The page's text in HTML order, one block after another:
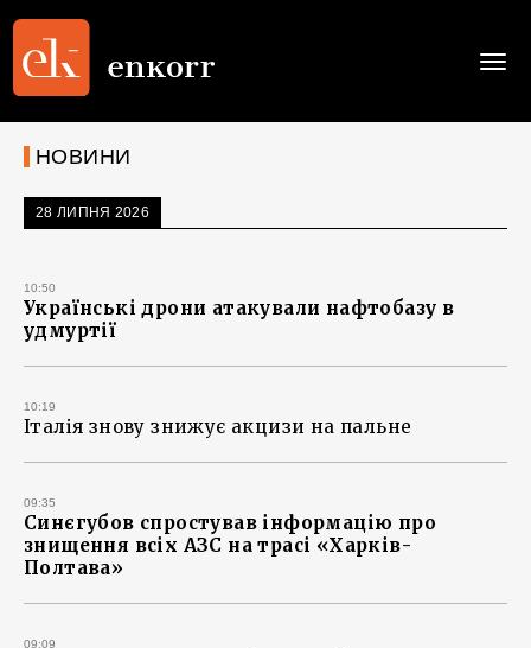
НОВИНИ
28 ЛИПНЯ 2026
10:50
Українські дрони атакували нафтобазу в
удмуртії
10:19
Італія знову знижує акцизи на пальне
09:35
Синєгубов спростував інформацію про
знищення всіх АЗС на трасі «Харків-
Полтава»
09:09